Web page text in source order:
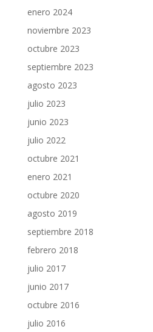
enero 2024
noviembre 2023
octubre 2023
septiembre 2023
agosto 2023
julio 2023
junio 2023
julio 2022
octubre 2021
enero 2021
octubre 2020
agosto 2019
septiembre 2018
febrero 2018
julio 2017
junio 2017
octubre 2016
julio 2016